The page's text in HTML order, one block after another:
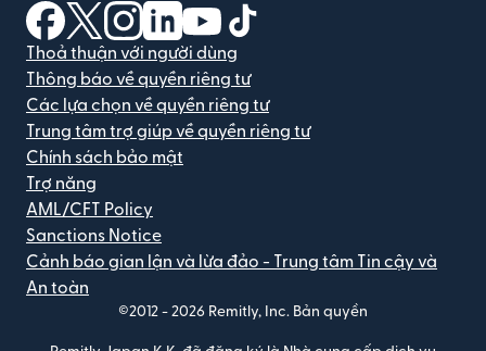
(mở trong cửa sổ mới)
(mở trong cửa sổ mới)
(mở trong cửa sổ mới)
(mở trong cửa sổ mới)
(mở trong cửa sổ mới)
Thoả thuận với người dùng
Thông báo về quyền riêng tư
Các lựa chọn về quyền riêng tư
Trung tâm trợ giúp về quyền riêng tư
Chính sách bảo mật
Trợ năng
AML/CFT Policy
Sanctions Notice
Cảnh báo gian lận và lừa đảo - Trung tâm Tin cậy và
An toàn
©2012 - 2026 Remitly, Inc. Bản quyền